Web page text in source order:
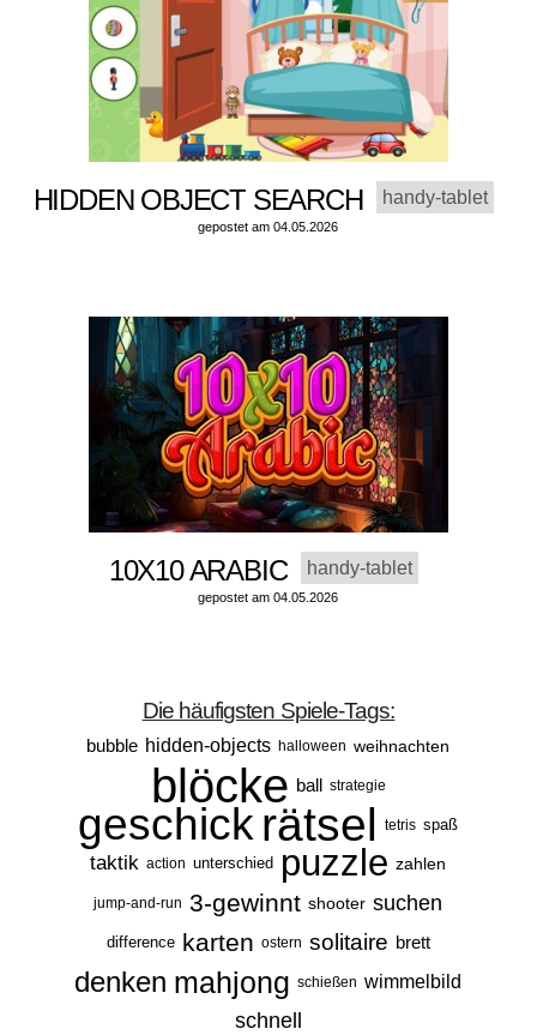
HIDDEN OBJECT SEARCH handy-tablet
gepostet am 04.05.2026
10X10 ARABIC handy-tablet
gepostet am 04.05.2026
Die häufigsten Spiele-Tags:
bubble hidden-objects halloween weihnachten
blöcke ball strategie
geschick rätsel tetris spaß
taktik action unterschied puzzle zahlen
jump-and-run 3-gewinnt shooter suchen
difference karten ostern solitaire brett
denken mahjong schießen wimmelbild
schnell